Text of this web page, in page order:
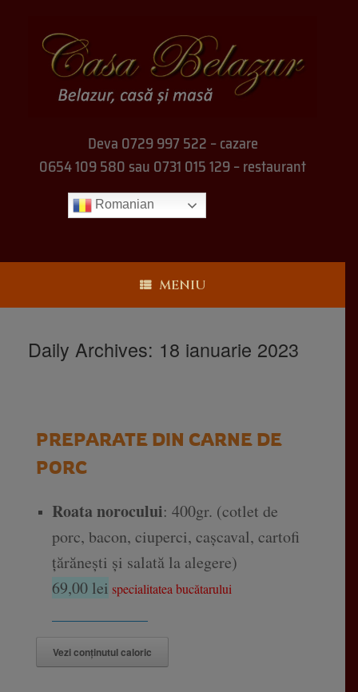
Deva 0729 997 522 – cazare
0654 109 580 sau 0731 015 129 – restaurant
Romanian
MENIU
Daily Archives: 18 ianuarie 2023
PREPARATE DIN CARNE DE
PORC
Roata norocului: 400gr. (cotlet de
porc, bacon, ciuperci, cașcaval, cartofi
țărănești și salată la alegere)
69,00 lei specialitatea bucătarului
Vezi conținutul caloric